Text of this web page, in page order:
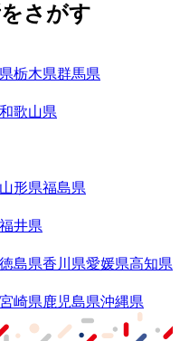
さがす
栃木県群馬県
和歌山県
山形県福島県
福井県
徳島県香川県愛媛県高知県
宮崎県鹿児島県沖縄県